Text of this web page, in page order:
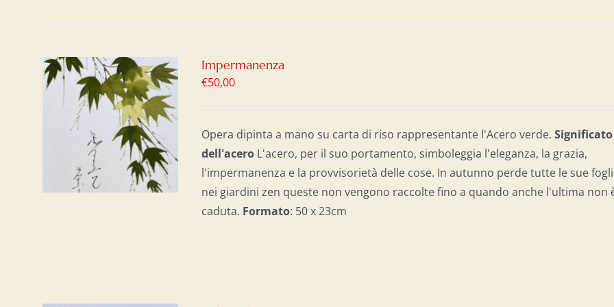
Impermanenza
€50,00
Opera dipinta a mano su carta di riso rappresentante l'Acero verde.Significato
dell'acero L'acero, per il suo portamento, simboleggia l'eleganza, la grazia,
l'impermanenza e la provvisorietà delle cose. In autunno perde tutte le sue
nei giardini zen queste non vengono raccolte fino a quando anche l'ultima non
caduta. Formato: 50 x 23cm